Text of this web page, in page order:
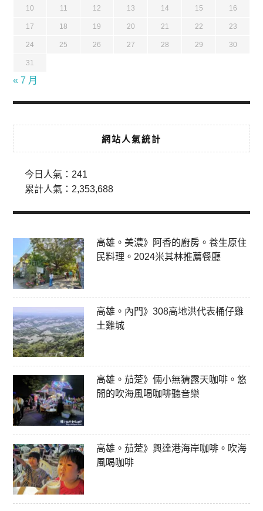
10 11 12 13 14 15 16
17 18 19 20 21 22 23
24 25 26 27 28 29 30
31
« 7 月
網站人氣統計
今日人氣： 241
累計人氣： 2,353,688
高雄。美濃》阿香的廚房。養生原住
民料理。2024米其林推薦餐廳
高雄。內門》308高地洪代表桶仔雞
土雞城
高雄。茄萣》倆小無猜露天咖啡。悠
閒的吹海風喝咖啡聽音樂
高雄。茄萣》興達港海岸咖啡。吹海
風喝咖啡